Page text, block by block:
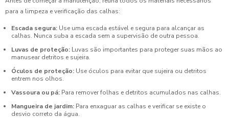
para a limpeza e verificação das calhas:
Escada segura: Use uma escada estável e segura para alcançar as
calhas. Nunca suba a escada sem a supervisão de outra pessoa.
Luvas de proteção: Luvas são importantes para proteger suas mãos ao
manusear detritos e sujeira.
Óculos de proteção: Use óculos para evitar que sujeira ou detritos
entrem nos olhos.
Vassoura ou pá: Para remover folhas e detritos acumulados nas calhas.
Mangueira de jardim: Para enxaguar as calhas e verificar se existe o
desvio correto da água.